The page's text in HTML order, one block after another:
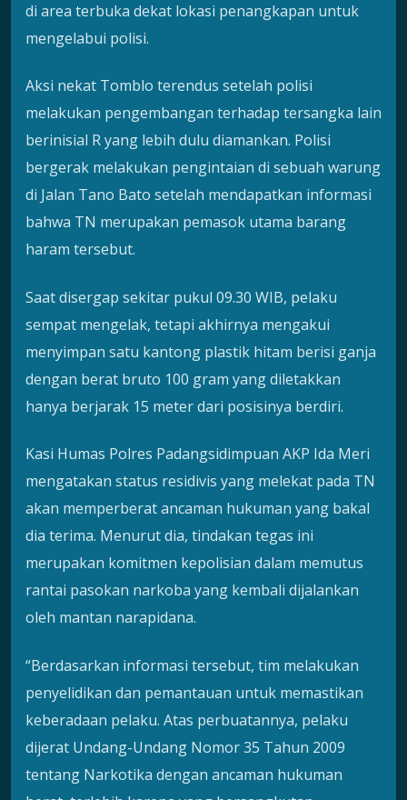
di area terbuka dekat lokasi penangkapan untuk
mengelabui polisi.
Aksi nekat Tomblo terendus setelah polisi
melakukan pengembangan terhadap tersangka lain
berinisial R yang lebih dulu diamankan. Polisi
bergerak melakukan pengintaian di sebuah warung
di Jalan Tano Bato setelah mendapatkan informasi
bahwa TN merupakan pemasok utama barang
haram tersebut.
Saat disergap sekitar pukul 09.30 WIB, pelaku
sempat mengelak, tetapi akhirnya mengakui
menyimpan satu kantong plastik hitam berisi ganja
dengan berat bruto 100 gram yang diletakkan
hanya berjarak 15 meter dari posisinya berdiri.
Kasi Humas Polres Padangsidimpuan AKP Ida Meri
mengatakan status residivis yang melekat pada TN
akan memperberat ancaman hukuman yang bakal
dia terima. Menurut dia, tindakan tegas ini
merupakan komitmen kepolisian dalam memutus
rantai pasokan narkoba yang kembali dijalankan
oleh mantan narapidana.
“Berdasarkan informasi tersebut, tim melakukan
penyelidikan dan pemantauan untuk memastikan
keberadaan pelaku. Atas perbuatannya, pelaku
dijerat Undang-Undang Nomor 35 Tahun 2009
tentang Narkotika dengan ancaman hukuman